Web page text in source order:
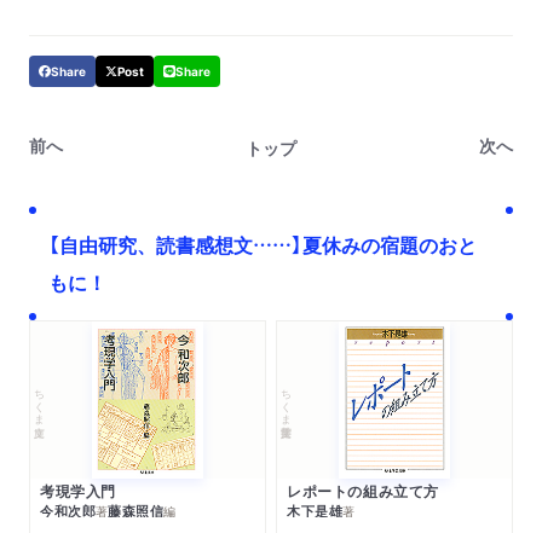
Share Post Share
前へ トップ 次へ
【自由研究、読書感想文……】夏休みの宿題のおと
もに！
ちくま文庫
考現学入門
今和次郎著藤森照信編
ちくま学芸文庫
レポートの組み立て方
木下是雄著